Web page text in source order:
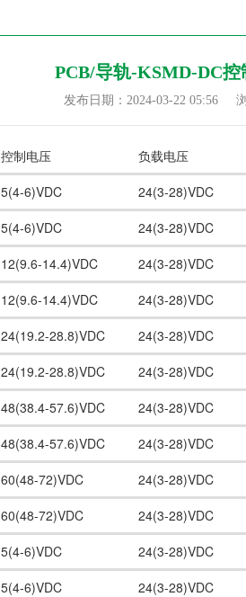
PCB/导轨-KSMD-DC控
发布日期：2024-03-22 05:56
控制电压 负载电压
5(4-6)VDC 24(3-28)VDC
5(4-6)VDC 24(3-28)VDC
12(9.6-14.4)VDC 24(3-28)VDC
12(9.6-14.4)VDC 24(3-28)VDC
24(19.2-28.8)VDC 24(3-28)VDC
24(19.2-28.8)VDC 24(3-28)VDC
48(38.4-57.6)VDC 24(3-28)VDC
48(38.4-57.6)VDC 24(3-28)VDC
60(48-72)VDC 24(3-28)VDC
60(48-72)VDC 24(3-28)VDC
5(4-6)VDC 24(3-28)VDC
5(4-6)VDC 24(3-28)VDC